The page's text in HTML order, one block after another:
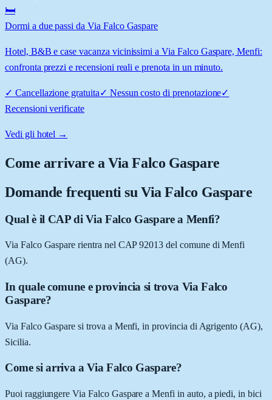
🛏️
Dormi a due passi da Via Falco Gaspare
Hotel, B&B e case vacanza vicinissimi a Via Falco Gaspare, Menfi:
confronta prezzi e recensioni reali e prenota in un minuto.
✓ Cancellazione gratuita✓ Nessun costo di prenotazione✓
Recensioni verificate
Vedi gli hotel →
Come arrivare aVia Falco Gaspare
Domande frequenti su Via Falco Gaspare
Qual è il CAP di Via Falco Gaspare a Menfi?
Via Falco Gaspare rientra nel CAP 92013 del comune di Menfi
(AG).
In quale comune e provincia si trova Via Falco
Gaspare?
Via Falco Gaspare si trova a Menfi, in provincia di Agrigento (AG),
Sicilia.
Come si arriva a Via Falco Gaspare?
Puoi raggiungere Via Falco Gaspare a Menfi in auto, a piedi, in bici